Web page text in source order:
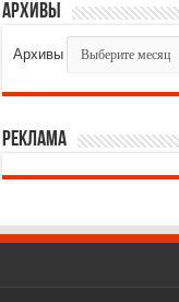
Архивы
Архивы
Реклама